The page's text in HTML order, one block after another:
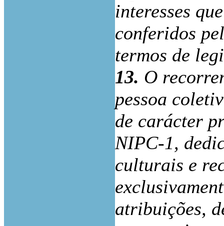
interesses
conferidos
termos de
13. O
pessoa
de carácter
NIPC-1,
culturais e
atribuições,